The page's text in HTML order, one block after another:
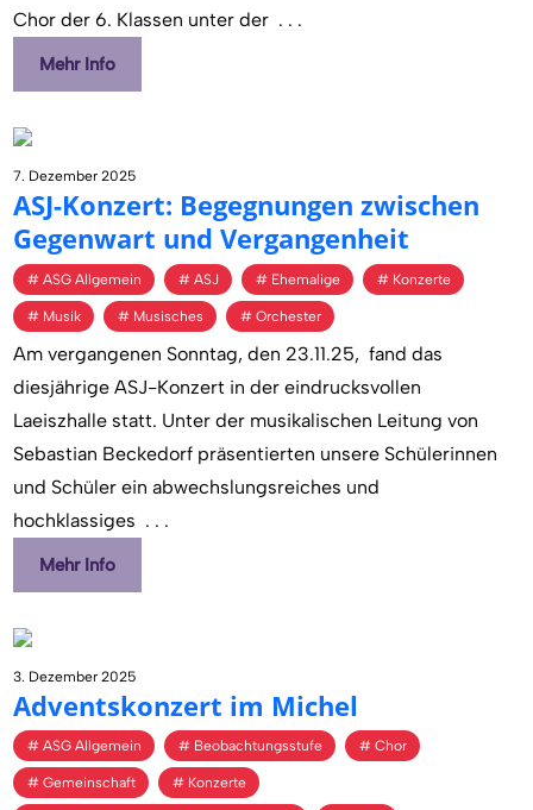
Chor der 6. Klassen unter der . . .
Mehr Info
7. Dezember 2025
ASJ-Kon­zert: Be­geg­nun­gen zwi­schen
Ge­gen­wart und Ver­gan­gen­heit
ASG Allgemein ASJ Ehemalige Konzerte
Musik Musisches Orchester
Am vergangenen Sonntag, den 23.11.25, fand das
diesjährige ASJ-Konzert in der eindrucksvollen
Laeiszhalle statt. Unter der musikalischen Leitung von
Sebastian Beckedorf präsentierten unsere Schülerinnen
und Schüler ein abwechslungsreiches und
hochklassiges . . .
Mehr Info
3. Dezember 2025
Ad­vents­kon­zert im Mi­chel
ASG Allgemein Beobachtungsstufe Chor
Gemeinschaft Konzerte